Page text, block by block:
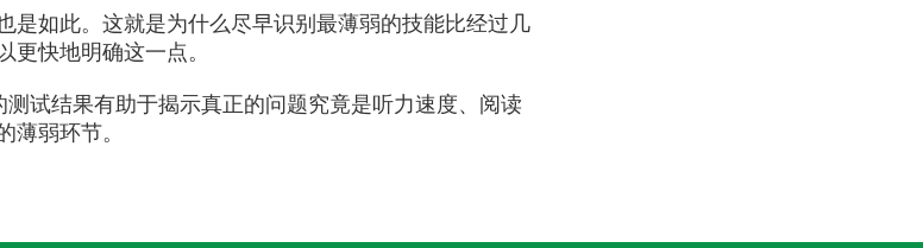
是如此。这就是为什么尽早识别最薄弱的技能比经过几
快地明确这一点。
试结果有助于揭示真正的问题究竟是听力速度、阅读
弱环节。